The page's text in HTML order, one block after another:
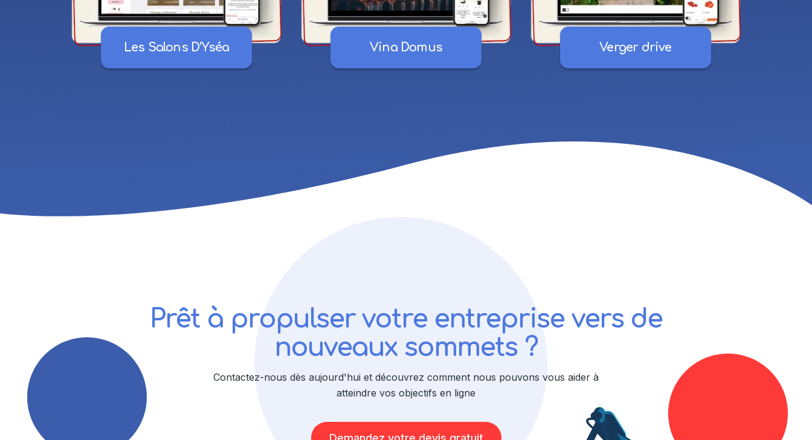
Les Salons D’Yséa Vina Domus Verger drive
Prêt à propulser votre entreprise vers de
nouveaux sommets ?
Contactez-nous dès aujourd'hui et découvrez comment nous pouvons vous aider à
atteindre vos objectifs en ligne